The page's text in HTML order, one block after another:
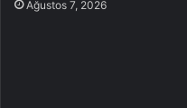
Ağustos 7, 2026